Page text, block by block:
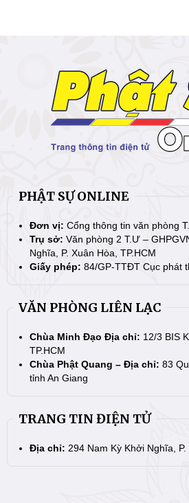
PHẬT SỰ ONLINE
Đơn vị: Cổng thông tin văn phòng
Trụ sở: Văn phòng 2 T.Ư –
Nghĩa, P. Xuân Hòa, TP.HCM
Giấy phép: 84/GP-TTĐT Cục phát
VĂN PHÒNG LIÊN LẠC
Chùa Minh Đạo Địa chỉ: 12/3 BIS
TP.HCM
Chùa Phật Quang – Địa chỉ: 83
tỉnh An Giang
TRANG TIN ĐIỆN TỬ
Địa chỉ: 294 Nam Kỳ Khởi Nghĩa,